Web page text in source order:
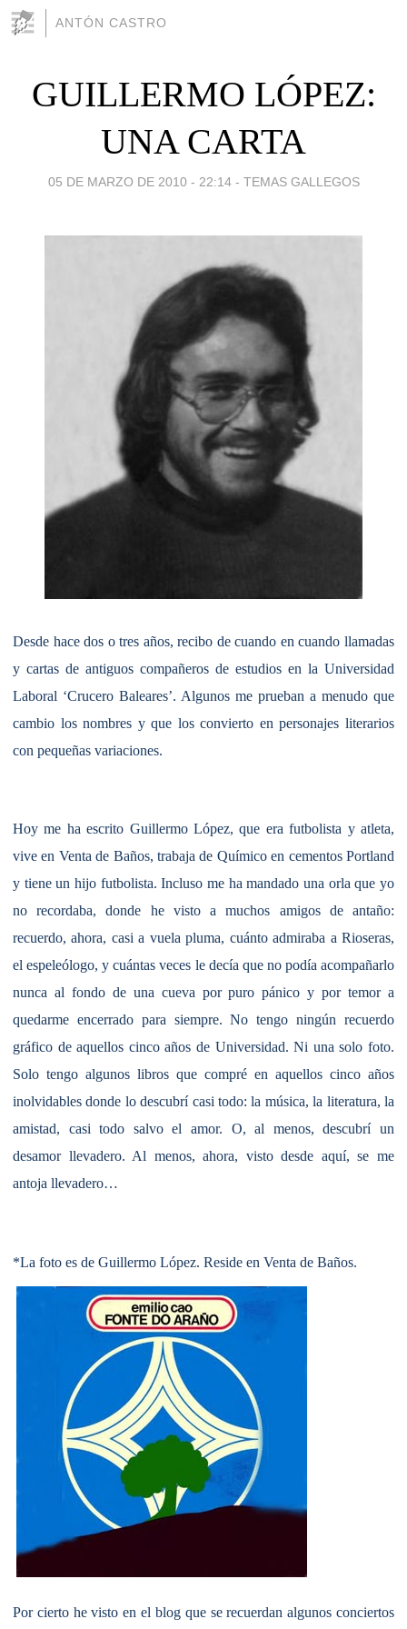
ANTÓN CASTRO
GUILLERMO LÓPEZ:
UNA CARTA
05 DE MARZO DE 2010 - 22:14 - TEMAS GALLEGOS
Desde hace dos o tres años, recibo de cuando en cuando llamadas
y cartas de antiguos compañeros de estudios en la Universidad
Laboral ‘Crucero Baleares’. Algunos me prueban a menudo que
cambio los nombres y que los convierto en personajes literarios
con pequeñas variaciones.
Hoy me ha escrito Guillermo López, que era futbolista y atleta,
vive en Venta de Baños, trabaja de Químico en cementos Portland
y tiene un hijo futbolista. Incluso me ha mandado una orla que yo
no recordaba, donde he visto a muchos amigos de antaño:
recuerdo, ahora, casi a vuela pluma, cuánto admiraba a Rioseras,
el espeleólogo, y cuántas veces le decía que no podía acompañarlo
nunca al fondo de una cueva por puro pánico y por temor a
quedarme encerrado para siempre. No tengo ningún recuerdo
gráfico de aquellos cinco años de Universidad. Ni una solo foto.
Solo tengo algunos libros que compré en aquellos cinco años
inolvidables donde lo descubrí casi todo: la música, la literatura, la
amistad, casi todo salvo el amor. O, al menos, descubrí un
desamor llevadero. Al menos, ahora, visto desde aquí, se me
antoja llevadero…
*La foto es de Guillermo López. Reside en Venta de Baños.
Por cierto he visto en el blog que se recuerdan algunos conciertos